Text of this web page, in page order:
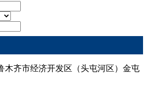
木齐市经济开发区（头屯河区）金屯